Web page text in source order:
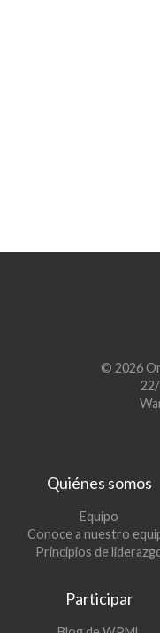
© 2026
Quiénes somos
Equipo
Conoce a nuestro
Principios de
Participar